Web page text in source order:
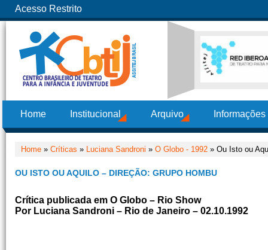
Acesso Restrito
Home Institucional Arquivo
Home » Críticas » Luciana Sandroni » O Globo - 1992 » Ou Isto ou
OU ISTO OU AQUILO – DIREÇÃO: GRUPO HOMBU
Crítica publicada em O Globo – Rio Show
Por Luciana Sandroni – Rio de Janeiro – 02.10.1992